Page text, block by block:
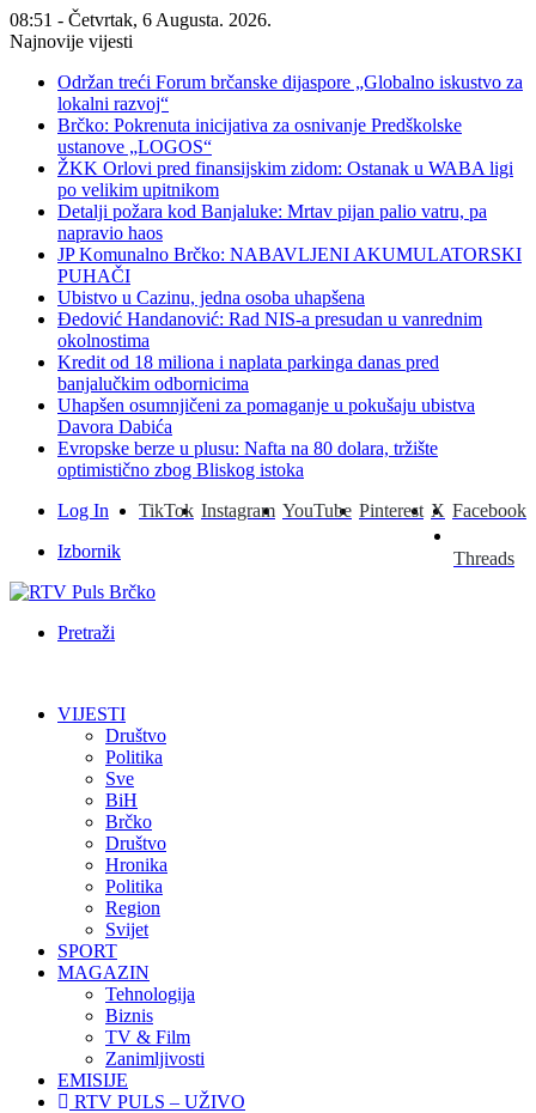
08:51 - Četvrtak, 6 Augusta. 2026.
Najnovije vijesti
Održan treći Forum brčanske dijaspore „Globalno iskustvo za
lokalni razvoj“
Brčko: Pokrenuta inicijativa za osnivanje Predškolske
ustanove „LOGOS“
ŽKK Orlovi pred finansijskim zidom: Ostanak u WABA ligi
po velikim upitnikom
Detalji požara kod Banjaluke: Mrtav pijan palio vatru, pa
napravio haos
JP Komunalno Brčko: NABAVLJENI AKUMULATORSKI
PUHAČI
Ubistvo u Cazinu, jedna osoba uhapšena
Đedović Handanović: Rad NIS-a presudan u vanrednim
okolnostima
Kredit od 18 miliona i naplata parkinga danas pred
banjalučkim odbornicima
Uhapšen osumnjičeni za pomaganje u pokušaju ubistva
Davora Dabića
Evropske berze u plusu: Nafta na 80 dolara, tržište
optimistično zbog Bliskog istoka
Facebook
X
Pinterest
YouTube
Instagram
TikTok
Threads
Log In
Izbornik
Pretraži
VIJESTI
Društvo
Politika
Sve
BiH
Brčko
Društvo
Hronika
Politika
Region
Svijet
SPORT
MAGAZIN
Tehnologija
Biznis
TV & Film
Zanimljivosti
EMISIJE
RTV PULS – UŽIVO